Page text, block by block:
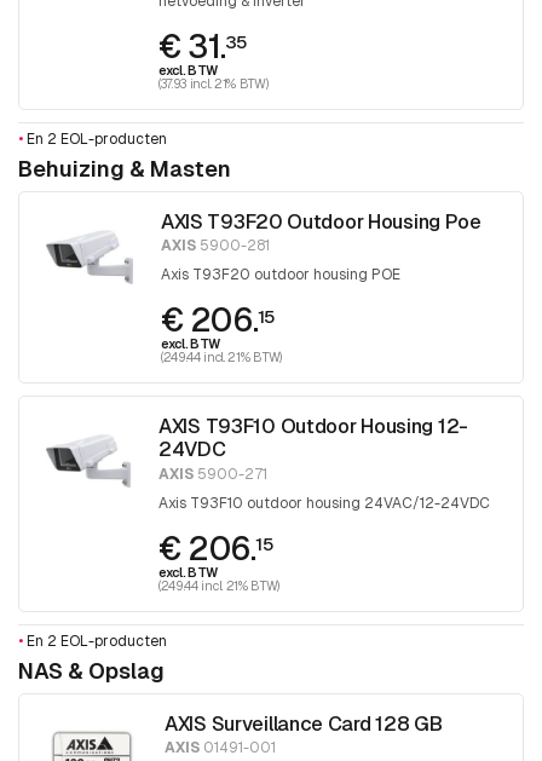
€ 31.35
excl. BTW
(37.93 incl. 21% BTW)
• En 2 EOL-producten
Behuizing & Masten
AXIS T93F20 Outdoor Housing Poe
AXIS5900-281
Axis T93F20 outdoor housing POE
€ 206.15
excl. BTW
(249.44 incl. 21% BTW)
AXIS T93F10 Outdoor Housing 12-
24VDC
AXIS 5900-271
Axis T93F10 outdoor housing 24VAC/12-24VDC
€ 206.15
excl. BTW
(249.44 incl. 21% BTW)
• En 2 EOL-producten
NAS & Opslag
AXIS Surveillance Card 128 GB
AXIS01491-001